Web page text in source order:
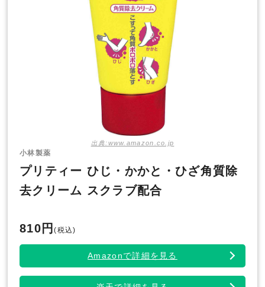
出典:www.amazon.co.jp
小林製薬
プリティー ひじ・かかと・ひざ角質除
去クリーム スクラブ配合
810円(税込)
Amazonで詳細を見る